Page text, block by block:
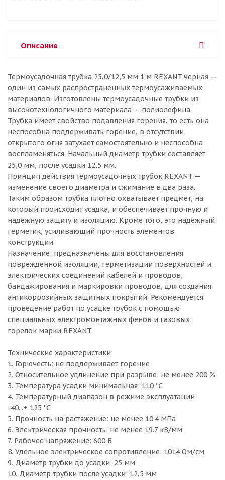
Описание
Термоусадочная трубка 25,0/12,5 мм 1 м REXANT черная —
один из самых распространенных термоусаживаемых
материалов. Изготовлены термоусадочные трубки из
высокотехнологичного материала — полиолефина.
Трубка имеет свойство подавления горения, то есть она
неспособна поддерживать горение, в отсутствии
открытого огня затухает самостоятельно и неспособна
воспламеняться. Начальный диаметр трубки составляет
25,0 мм, после усадки 12,5 мм.
Принцип действия термоусадочных трубок REXANT —
изменение своего диаметра и сжимание в два раза.
Таким образом трубка плотно охватывает предмет, на
который происходит усадка, и обеспечивает прочную и
надежную защиту и изоляцию. Кроме того, это надежный
герметик, усиливающий прочность элементов
конструкции.
Назначение: предназначены для восстановления
поврежденной изоляции, герметизации поверхностей и
электрических соединений кабелей и проводов,
бандажирования и маркировки проводов, для создания
антикоррозийных защитных покрытий. Рекомендуется
проведение работ по усадке трубок с помощью
специальных электромонтажных фенов и газовых
горелок марки REXANT.
Технические характеристики:
1. Горючесть: не поддерживает горение
2. Относительное удлинение при разрыве: не менее 200 %
3. Температура усадки минимальная: 110 ℃
4. Температурный диапазон в режиме эксплуатации:
-40...+ 125 ℃
5. Прочность на растяжение: не менее 10.4 МПа
6. Электрическая прочность: не менее 19.7 кВ/мм
7. Рабочее напряжение: 600 В
8. Удельное электрическое сопротивление: 1014 Ом/см
9. Диаметр трубки до усадки: 25 мм
10. Диаметр трубки после усадки: 12,5 мм